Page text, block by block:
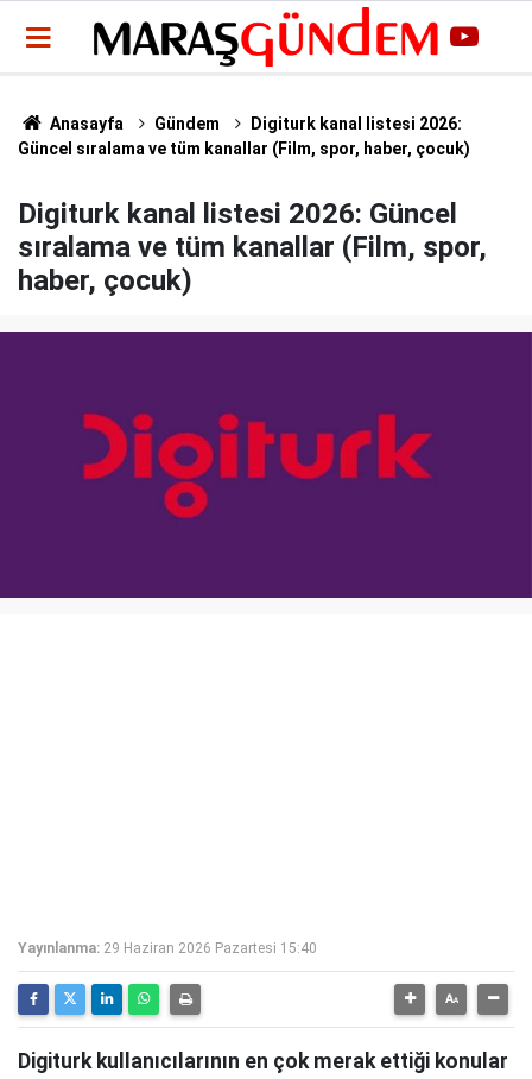
Anasayfa Gündem
Digiturk kanal listesi 2026:
Güncel sıralama ve tüm kanallar (Film, spor, haber, çocuk)
Digiturk kanal listesi 2026: Güncel
sıralama ve tüm kanallar (Film, spor,
haber, çocuk)
Yayınlanma: 29 Haziran 2026 Pazartesi 15:40
Digiturk kullanıcılarının en çok merak ettiği konular